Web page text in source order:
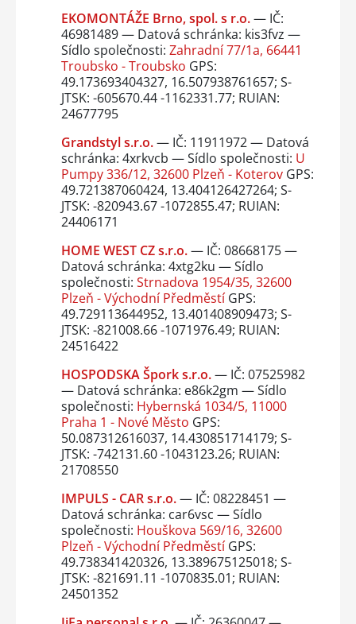
EKOMONTÁŽE Brno, spol. s r.o.— IČ:
46981489 — Datová schránka: kis3fvz —
Sídlo společnosti: Zahradní 77/1a, 66441
Troubsko - Troubsko GPS:
49.173693404327, 16.507938761657; S-
JTSK: -605670.44 -1162331.77; RUIAN:
24677795
Grandstyl s.r.o.— IČ: 11911972 — Datová
schránka: 4xrkvcb — Sídlo společnosti: U
Pumpy 336/12, 32600 Plzeň - KoterovGPS:
49.721387060424, 13.404126427264; S-
JTSK: -820943.67 -1072855.47; RUIAN:
24406171
HOME WEST CZ s.r.o.— IČ: 08668175 —
Datová schránka: 4xtg2ku — Sídlo
společnosti: Strnadova 1954/35, 32600
Plzeň - Východní PředměstíGPS:
49.729113644952, 13.401408909473; S-
JTSK: -821008.66 -1071976.49; RUIAN:
24516422
HOSPODSKA Špork s.r.o.— IČ: 07525982
— Datová schránka: e86k2gm — Sídlo
společnosti: Hybernská 1034/5, 11000
Praha 1 - Nové Město GPS:
50.087312616037, 14.430851714179; S-
JTSK: -742131.60 -1043123.26; RUIAN:
21708550
IMPULS - CAR s.r.o.— IČ: 08228451 —
Datová schránka: car6vsc — Sídlo
společnosti: Houškova 569/16, 32600
Plzeň - Východní PředměstíGPS:
49.738341420326, 13.389675125018; S-
JTSK: -821691.11 -1070835.01; RUIAN:
24501352